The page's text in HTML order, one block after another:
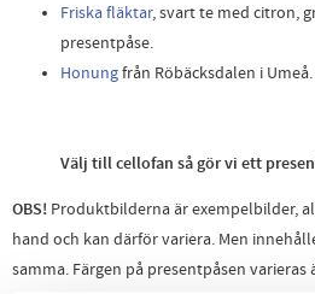
Friska fläktar, svart te med citron,
presentpåse.
Honungfrån Röbäcksdalen i Umeå.
Välj till cellofan så gör vi ett
OBS! Produktbilderna är exempelbilder,
hand och kan därför variera. Men
samma. Färgen på presentpåsen varieras